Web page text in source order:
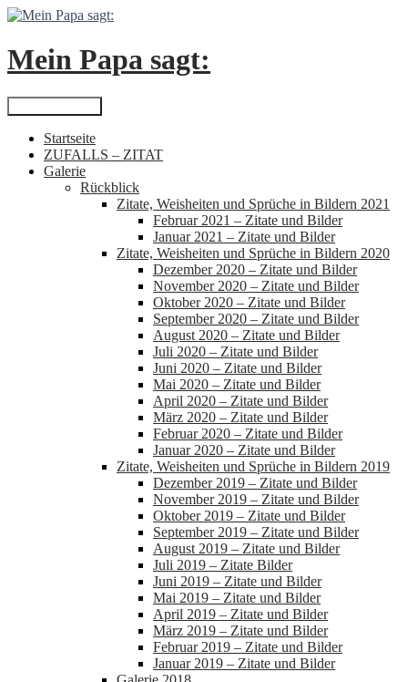
Zum
springen
Mein Papa sagt:
Suchen
Startseite
ZUFALLS – ZITAT
Galerie
Rückblick
Zitate, Weisheiten und Sprüche in Bildern 2021
Februar 2021 – Zitate und Bilder
Januar 2021 – Zitate und Bilder
Zitate, Weisheiten und Sprüche in Bildern 2020
Dezember 2020 – Zitate und Bilder
November 2020 – Zitate und Bilder
Oktober 2020 – Zitate und Bilder
September 2020 – Zitate und Bilder
August 2020 – Zitate und Bilder
Juli 2020 – Zitate und Bilder
Juni 2020 – Zitate und Bilder
Mai 2020 – Zitate und Bilder
April 2020 – Zitate und Bilder
März 2020 – Zitate und Bilder
Februar 2020 – Zitate und Bilder
Januar 2020 – Zitate und Bilder
Zitate, Weisheiten und Sprüche in Bildern 2019
Dezember 2019 – Zitate und Bilder
November 2019 – Zitate und Bilder
Oktober 2019 – Zitate und Bilder
September 2019 – Zitate und Bilder
August 2019 – Zitate und Bilder
Juli 2019 – Zitate Bilder
Juni 2019 – Zitate und Bilder
Mai 2019 – Zitate und Bilder
April 2019 – Zitate und Bilder
März 2019 – Zitate und Bilder
Februar 2019 – Zitate und Bilder
Januar 2019 – Zitate und Bilder